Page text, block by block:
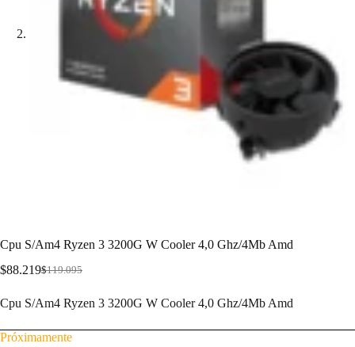
Cpu S/Am4 Ryzen 3 3200G W Cooler 4,0 Ghz/4Mb Amd
$119.095
$88.219
Cpu S/Am4 Ryzen 3 3200G W Cooler 4,0 Ghz/4Mb Amd
Próximamente